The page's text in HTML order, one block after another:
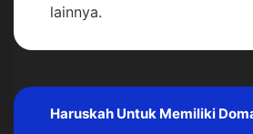
lainnya.
Haruskah Untuk Memiliki